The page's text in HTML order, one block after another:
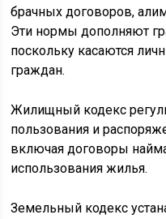
брачных договоров,
Эти нормы дополняют
поскольку касаются
граждан.
Жилищный кодекс
пользования и
включая договоры
использования жилья.
Земельный кодекс